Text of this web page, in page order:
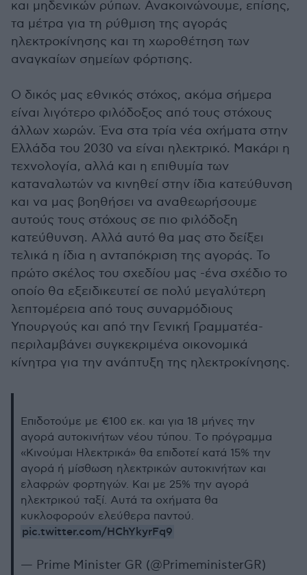
και μηδενικών ρύπων. Ανακοινώνουμε, επίσης,
τα μέτρα για τη ρύθμιση της αγοράς
ηλεκτροκίνησης και τη χωροθέτηση των
αναγκαίων σημείων φόρτισης.
Ο δικός μας εθνικός στόχος, ακόμα σήμερα
είναι λιγότερο φιλόδοξος από τους στόχους
άλλων χωρών. Ένα στα τρία νέα οχήματα στην
Ελλάδα του 2030 να είναι ηλεκτρικό. Μακάρι η
τεχνολογία, αλλά και η επιθυμία των
καταναλωτών να κινηθεί στην ίδια κατεύθυνση
και να μας βοηθήσει να αναθεωρήσουμε
αυτούς τους στόχους σε πιο φιλόδοξη
κατεύθυνση. Αλλά αυτό θα μας στο δείξει
τελικά η ίδια η ανταπόκριση της αγοράς. Το
πρώτο σκέλος του σχεδίου μας -ένα σχέδιο το
οποίο θα εξειδικευτεί σε πολύ μεγαλύτερη
λεπτομέρεια από τους συναρμόδιους
Υπουργούς και από την Γενική Γραμματέα-
περιλαμβάνει συγκεκριμένα οικονομικά
κίνητρα για την ανάπτυξη της ηλεκτροκίνησης.
Επιδοτούμε με €100 εκ. και για 18 μήνες την
αγορά αυτοκινήτων νέου τύπου. Tο πρόγραμμα
«Κινούμαι Ηλεκτρικά» θα επιδοτεί κατά 15% την
αγορά ή μίσθωση ηλεκτρικών αυτοκινήτων και
ελαφρών φορτηγών. Και με 25% την αγορά
ηλεκτρικού ταξί. Αυτά τα οχήματα θα
κυκλοφορούν ελεύθερα παντού.
pic.twitter.com/HChYkyrFq9
— Prime Minister GR (@PrimeministerGR)